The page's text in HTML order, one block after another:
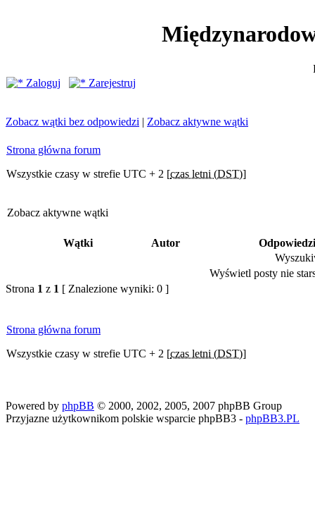
Zaloguj
Zarejestruj
Zobacz wątki bez odpowiedzi | Zobacz aktywne wątki
Strona główna forum
Wszystkie czasy w strefie UTC + 2 [czas letni (DST)]
Zobacz aktywne wątki
Wątki Autor
Wyświetl posty nie
Strona 1 z 1 [ Znalezione wyniki: 0 ]
Strona główna forum
Wszystkie czasy w strefie UTC + 2 [czas letni (DST)]
Powered by phpBB © 2000, 2002, 2005, 2007 phpBB Group
Przyjazne użytkownikom polskie wsparcie phpBB3 - phpBB3.PL